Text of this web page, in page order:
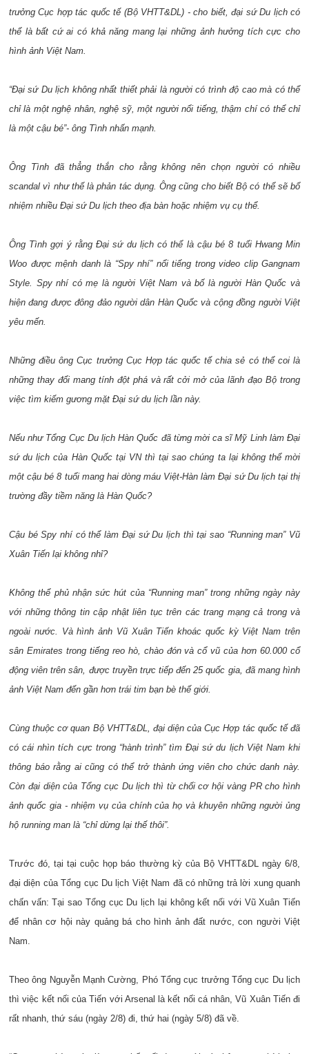
trưởng Cục hợp tác quốc tế (Bộ VHTT&DL) - cho biết, đại sứ Du lịch có
thể là bất cứ ai có khả năng mang lại những ảnh hưởng tích cực cho
hình ảnh Việt Nam.
“Đại sứ Du lịch không nhất thiết phải là người có trình độ cao mà có thể
chỉ là một nghệ nhân, nghệ sỹ, một người nổi tiếng, thậm chí có thể chỉ
là một cậu bé”- ông Tình nhấn mạnh.
Ông Tình đã thẳng thắn cho rằng không nên chọn người có nhiều
scandal vì như thế là phản tác dụng. Ông cũng cho biết Bộ có thể sẽ bổ
nhiệm nhiều Đại sứ Du lịch theo địa bàn hoặc nhiệm vụ cụ thể.
Ông Tình gợi ý rằng Đại sứ du lịch có thể là cậu bé 8 tuổi Hwang Min
Woo được mệnh danh là “Spy nhí” nổi tiếng trong video clip Gangnam
Style. Spy nhí có mẹ là người Việt Nam và bố là người Hàn Quốc và
hiện đang được đông đảo người dân Hàn Quốc và cộng đồng người Việt
yêu mến.
Những điều ông Cục trưởng Cục Hợp tác quốc tế chia sẻ có thể coi là
những thay đổi mang tính đột phá và rất cởi mở của lãnh đạo Bộ trong
việc tìm kiếm gương mặt Đại sứ du lịch lần này.
Nếu như Tổng Cục Du lịch Hàn Quốc đã từng mời ca sĩ Mỹ Linh làm Đại
sứ du lịch của Hàn Quốc tại VN thì tại sao chúng ta lại không thể mời
một cậu bé 8 tuổi mang hai dòng máu Việt-Hàn làm Đại sứ Du lịch tại thị
trường đầy tiềm năng là Hàn Quốc?
Cậu bé Spy nhí có thể làm Đại sứ Du lịch thì tại sao “Running man” Vũ
Xuân Tiến lại không nhỉ?
Không thể phủ nhận sức hút của “Running man” trong những ngày này
với những thông tin cập nhật liên tục trên các trang mạng cả trong và
ngoài nước. Và hình ảnh Vũ Xuân Tiến khoác quốc kỳ Việt Nam trên
sân Emirates trong tiếng reo hò, chào đón và cổ vũ của hơn 60.000 cổ
động viên trên sân, được truyền trực tiếp đến 25 quốc gia, đã mang hình
ảnh Việt Nam đến gần hơn trái tim bạn bè thế giới.
Cùng thuộc cơ quan Bộ VHTT&DL, đại diện của Cục Hợp tác quốc tế đã
có cái nhìn tích cực trong “hành trình” tìm Đại sứ du lịch Việt Nam khi
thông báo rằng ai cũng có thể trở thành ứng viên cho chức danh này.
Còn đại diện của Tổng cục Du lịch thì từ chối cơ hội vàng PR cho hình
ảnh quốc gia - nhiệm vụ của chính của họ và khuyên những người ủng
hộ running man là “chỉ dừng lại thế thôi”.
Trước đó, tại tại cuộc họp báo thường kỳ của Bộ VHTT&DL ngày 6/8,
đại diện của Tổng cục Du lịch Việt Nam đã có những trả lời xung quanh
chấn vấn: Tại sao Tổng cục Du lịch lại không kết nối với Vũ Xuân Tiến
để nhân cơ hội này quảng bá cho hình ảnh đất nước, con người Việt
Nam.
Theo ông Nguyễn Mạnh Cường, Phó Tổng cục trưởng Tổng cục Du lịch
thì việc kết nối của Tiến với Arsenal là kết nối cá nhân, Vũ Xuân Tiến đi
rất nhanh, thứ sáu (ngày 2/8) đi, thứ hai (ngày 5/8) đã về.